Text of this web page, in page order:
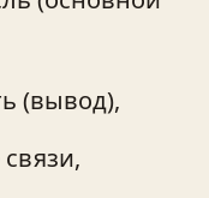
(вывод),